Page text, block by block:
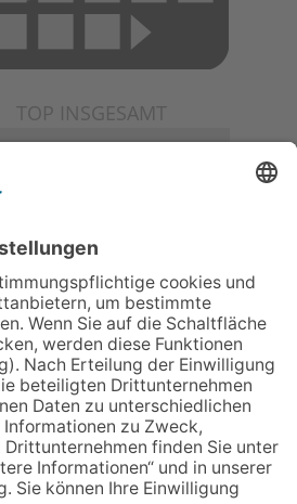
TOP INSGESAMT
Ganz Niederhöchstadt wird zur
Festmeile
Baustellenführung führt auch in
die Zukunft der Stadt
Königstein
Klinikforum zum Thema
Karpaltunnelsyndrom
Gewinnspiel zum Start ins
Schuljahr